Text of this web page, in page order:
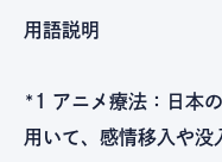
用語説明
*1 アニメ療法：日本
用いて、感情移入や没